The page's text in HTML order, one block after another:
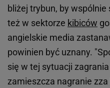
bliżej trybun, by
też w sektorze kibiców
angielskie media
powinien być uznany.
się w tej sytuacji
zamieszcza nagranie